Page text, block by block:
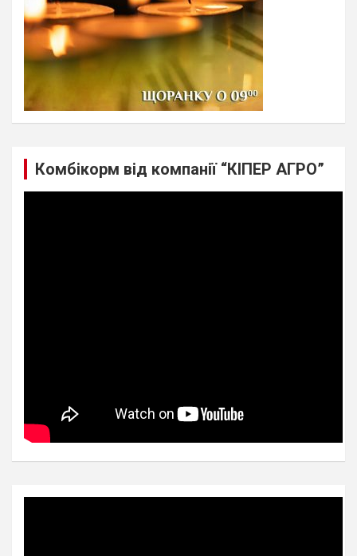
Комбікорм від компанії “КІПЕР АГРО”